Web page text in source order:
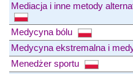
Mediacja i inne metody
Medycyna bólu
Medycyna ekstremalna i
Menedżer sportu